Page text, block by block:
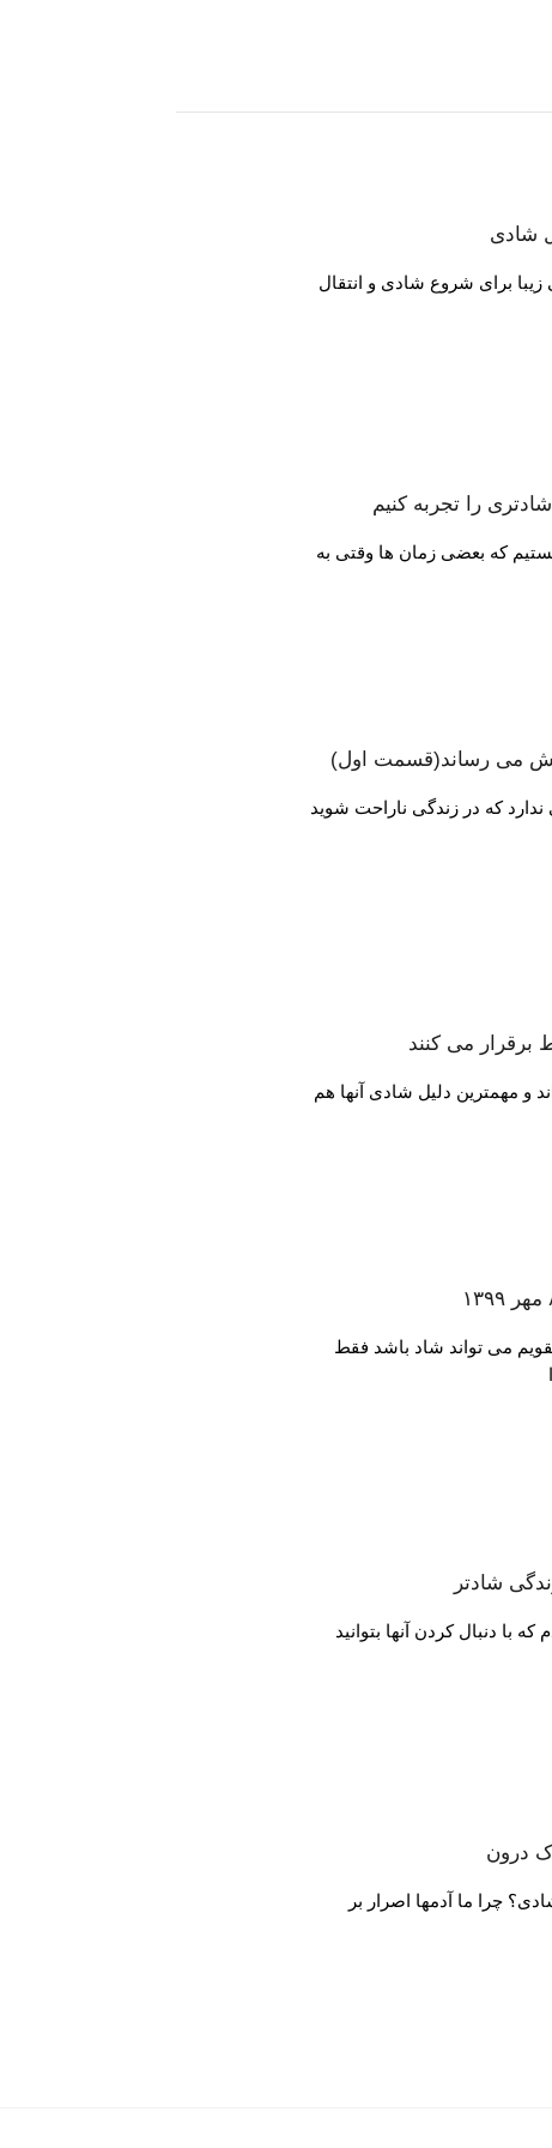
شادی
را تجربه کنیم
می رساند(قسمت اول)
که در زندگی ناراحت شوید
برقرار می کنند
می تواند شاد باشد فقط
شادتر
درون